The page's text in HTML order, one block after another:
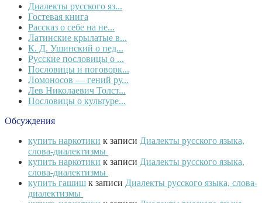
Диалекты русского яз...
Гостевая книга
Рассказ о себе на не...
Латинские крылатые в...
К. Д. Ушинский о пед...
Русские пословицы о ...
Пословицы и поговорк...
Ломоносов — гений ру...
Лев Николаевич Толст...
Пословицы о культуре...
Обсуждения
купить наркотики к записи Диалекты русского языка,
слова-диалектизмы
купить наркотики к записи Диалекты русского языка,
слова-диалектизмы
купить гашиш к записи Диалекты русского языка, слова-
диалектизмы